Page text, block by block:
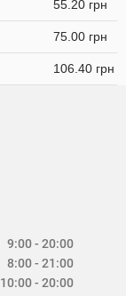
55.20 грн
75.00 грн
106.40 грн
9:00 - 20:00
8:00 - 21:00
10:00 - 20:00